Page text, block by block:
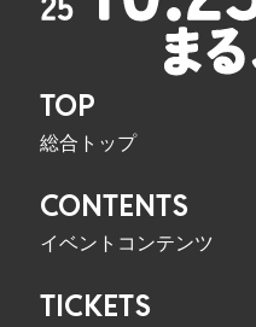
TOP
総合トップ
CONTENTS
イベントコンテンツ
TICKETS